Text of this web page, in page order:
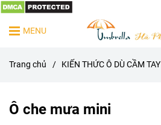
MENU
Trang chủ / KIẾN THỨC Ô DÙ CẦM TAY
Ô che mưa mini